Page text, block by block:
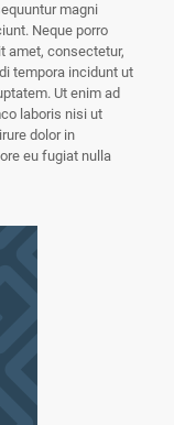
magni
Neque porro
amet, consectetur,
tempora incidunt ut
Ut enim ad
laboris nisi ut
dolor in
eu fugiat nulla